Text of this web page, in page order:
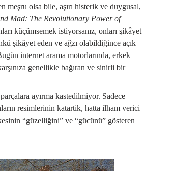
olsa bile, aşırı histerik ve duygusal,
Mad: The Revolutionary Power of
küçümsemek istiyorsanız, onları şikâyet
şikâyet eden ve ağzı olabildiğince açık
internet arama motorlarında, erkek
genellikle bağıran ve sinirli bir
ayırma kastedilmiyor. Sadece
resimlerinin katartik, hatta ilham verici
“güzelliğini” ve “gücünü” gösteren